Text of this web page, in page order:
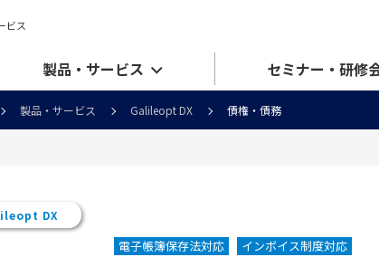
ビス
製品・サービス セミナー・研修
製品・サービス Galileopt DX 債権・債務
DX
電子帳簿保存法対応 インボイス制度対応